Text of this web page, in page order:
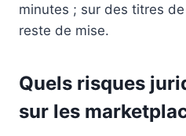
minutes ; sur des titres
reste de mise.
Quels risques
sur les